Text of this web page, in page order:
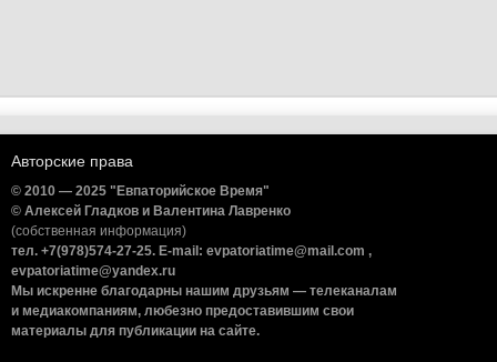
Авторские права
© 2010 — 2025 "Евпаторийское Время"
© Алексей Гладков и Валентина Лавренко
(собственная информация)
тел. +7(978)574-27-25. E-mail: evpatoriatime@mail.com ,
evpatoriatime@yandex.ru
Мы искренне благодарны нашим друзьям — телеканалам
и медиакомпаниям, любезно предоставившим свои
материалы для публикации на сайте.